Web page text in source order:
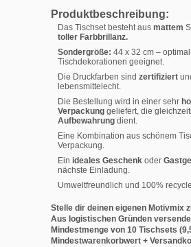
Produktbeschreibung:
Das Tischset besteht aus mattem
toller Farbbrillanz.
Sondergröße: 44 x 32 cm –
Tischdekorationen geeignet.
Die Druckfarben sind zertifiziert
lebensmittelecht.
Die Bestellung wird in einer sehr
Verpackung geliefert, die
Aufbewahrung dient.
Eine Kombination aus schönem
Verpackung.
Ein ideales Geschenk oder
nächste Einladung.
Umweltfreundlich und 100%
Stelle dir deinen eigenen Motivmix
Aus logistischen Gründen
Mindestmenge von 10 Tischsets
Mindestwarenkorbwert +